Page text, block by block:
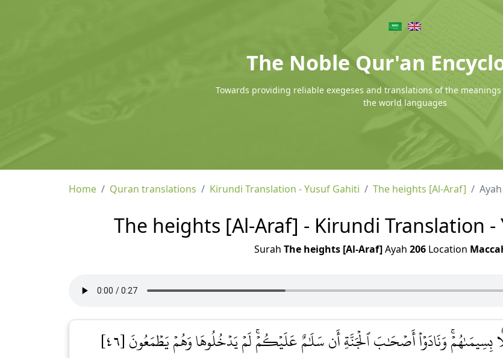
The Noble Qur'an
Towards providing reliable exegeses and translations of the
the world languages
Home Quran translations Kirundi Translation - Yusuf Gahiti The heights [Al-Araf]
The heights [Al-Araf] - Kirundi Translation -
Surah The heights [Al-Araf]Ayah 206 Location
بِسِيمَىٰهُمۡۚ وَنَادَوۡاْ أَصۡحَٰبَ ٱلۡجَنَّةِ أَن سَلَٰمٌ عَلَيۡكُمۡۚ لَمۡ يَدۡخُلُوهَا وَهُمۡ يَطۡمَعُونَ [٤٦]